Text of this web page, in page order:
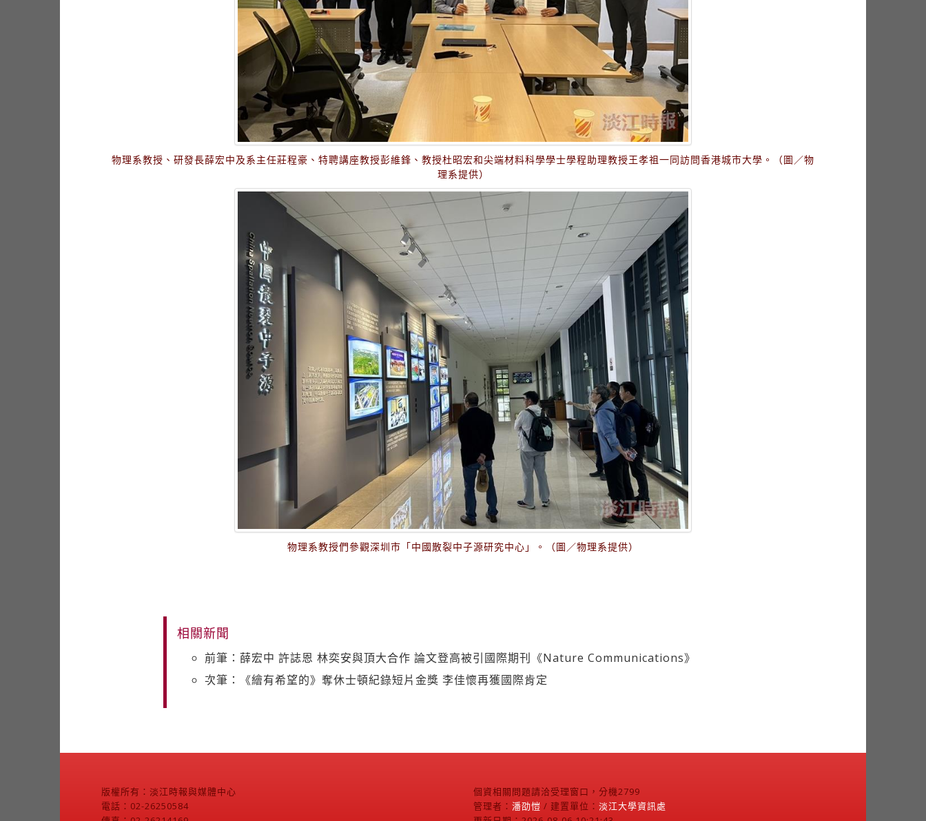
物理系教授、研發長薛宏中及系主任莊程豪、特聘講座教授彭維鋒、教授杜昭宏和尖端材料科學學士學程助理教授王孝祖一同訪問香港城市大學。（圖／物
理系提供）
物理系教授們參觀深圳市「中國散裂中子源研究中心」。（圖／物理系提供）
相關新聞
前筆：薛宏中 許誌恩 林奕安與頂大合作 論文登高被引國際期刊《Nature Communications》
次筆：《繪有希望的》奪休士頓紀錄短片金獎 李佳懷再獲國際肯定
版權所有：淡江時報與媒體中心
電話：02-26250584
個資相關問題請洽受理窗口，分機2799
管理者： 潘劭愷 / 建置單位： 淡江大學資訊處